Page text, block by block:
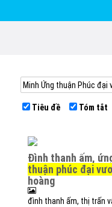
Tiêu đề Tóm tắt
đình thanh ấm,
thuận phúc đại
hoàng
đình thanh ấm, thị trấn